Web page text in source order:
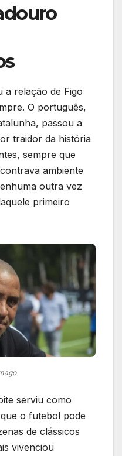
a relação de Figo
O português,
passou a
traidor da história
sempre que
ambiente
outra vez
primeiro
serviu como
o futebol pode
de clássicos
vivenciou